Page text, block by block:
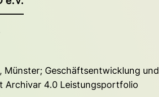
Münster; Geschäftsentwicklung und
Archivar 4.0 Leistungsportfolio